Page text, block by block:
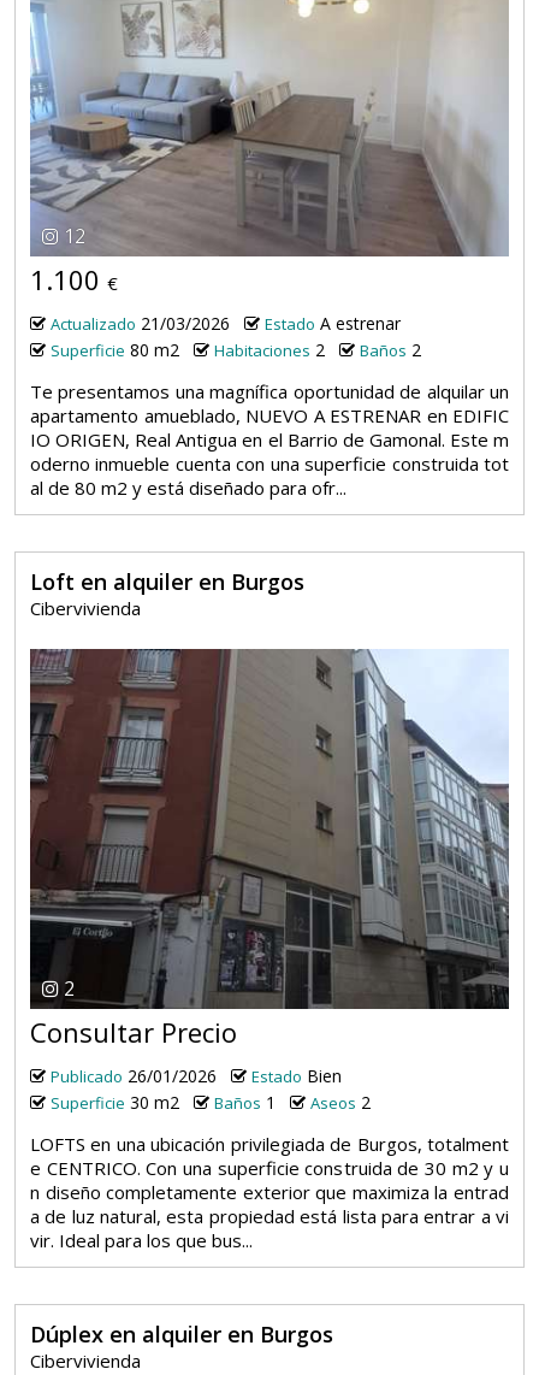
12
1.100 €
Actualizado 21/03/2026 Estado A estrenar
Superficie 80 m2 Habitaciones 2 Baños 2
Te presentamos una magnífica oportunidad de alquilar un
apartamento amueblado, NUEVO A ESTRENAR en EDIFIC
IO ORIGEN, Real Antigua en el Barrio de Gamonal. Este m
oderno inmueble cuenta con una superficie construida tot
al de 80 m2 y está diseñado para ofr...
Loft en alquiler en Burgos
Cibervivienda
2
Consultar Precio
Publicado 26/01/2026 Estado Bien
Superficie 30 m2 Baños 1 Aseos 2
LOFTS en una ubicación privilegiada de Burgos, totalment
e CENTRICO. Con una superficie construida de 30 m2 y u
n diseño completamente exterior que maximiza la entrad
a de luz natural, esta propiedad está lista para entrar a vi
vir. Ideal para los que bus...
Dúplex en alquiler en Burgos
Cibervivienda